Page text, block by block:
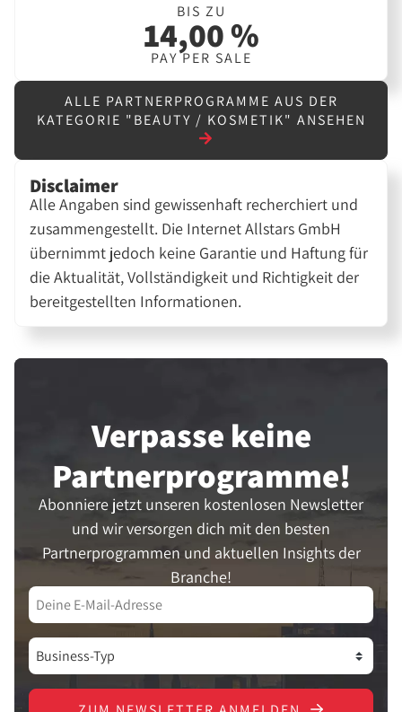
BIS ZU
14,00 %
PAY PER SALE
ALLE PARTNERPROGRAMME AUS DER
KATEGORIE "BEAUTY / KOSMETIK" ANSEHEN
Disclaimer
Alle Angaben sind gewissenhaft recherchiert und
zusammengestellt. Die Internet Allstars GmbH
übernimmt jedoch keine Garantie und Haftung für
die Aktualität, Vollständigkeit und Richtigkeit der
bereitgestellten Informationen.
Verpasse keine
Partner­programme!
Abonniere jetzt unseren kostenlosen Newsletter
und wir versorgen dich mit den besten
Partnerprogrammen und aktuellen Insights der
Branche!